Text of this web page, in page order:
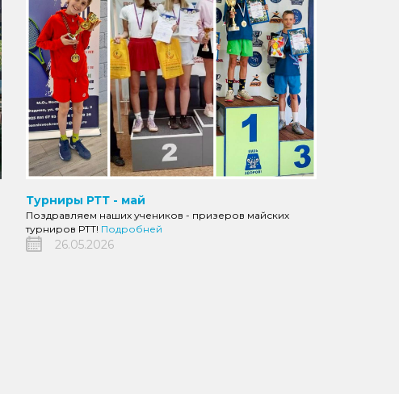
Турниры РТТ - май
Поздравляем наших учеников - призеров майских
турниров РТТ! Подробней
26.05.2026